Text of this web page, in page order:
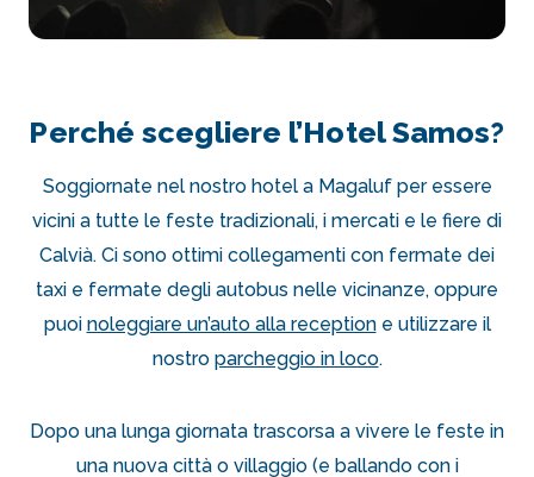
Perché scegliere l’Hotel Samos?
Soggiornate nel nostro hotel a Magaluf per essere
vicini a tutte le feste tradizionali, i mercati e le fiere di
Calvià. Ci sono ottimi collegamenti con fermate dei
taxi e fermate degli autobus nelle vicinanze, oppure
puoi noleggiare un’auto alla receptione utilizzare il
nostro parcheggio in loco.
Dopo una lunga giornata trascorsa a vivere le feste in
una nuova città o villaggio (e ballando con i